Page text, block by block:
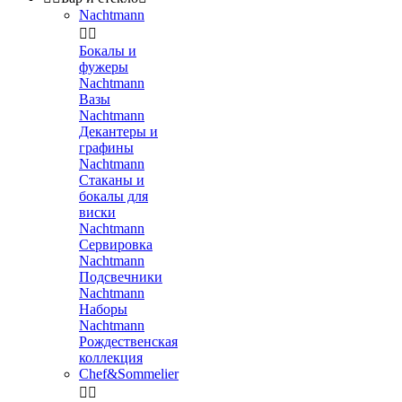
Nachtmann
 
Бокалы и
фужеры
Nachtmann
Вазы
Nachtmann
Декантеры и
графины
Nachtmann
Стаканы и
бокалы для
виски
Nachtmann
Сервировка
Nachtmann
Подсвечники
Nachtmann
Наборы
Nachtmann
Рождественская
коллекция
Chef&Sommelier
 